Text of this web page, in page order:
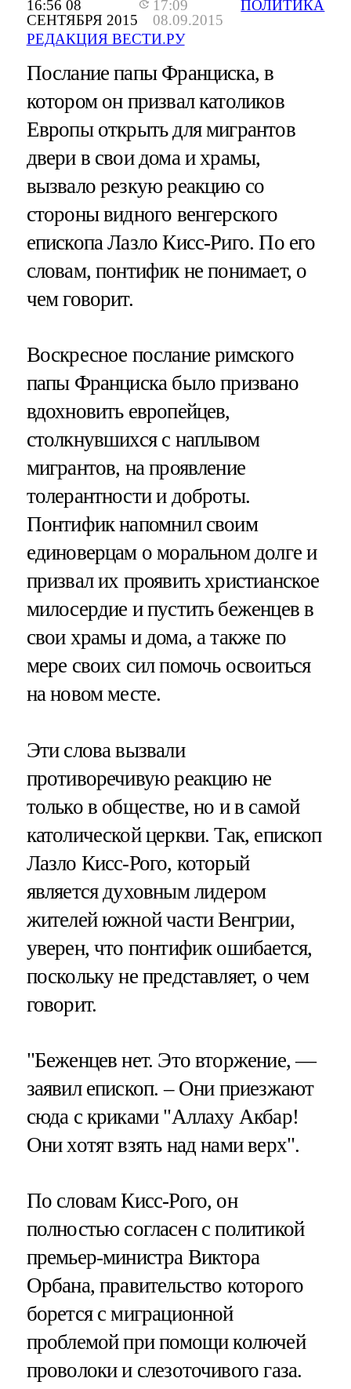
16:56 08
СЕНТЯБРЯ 2015
17:09
08.09.2015
РЕДАКЦИЯ ВЕСТИ.РУ
ПОЛИТИКА
Послание папы Франциска, в
котором он призвал католиков
Европы открыть для мигрантов
двери в свои дома и храмы,
вызвало резкую реакцию со
стороны видного венгерского
епископа Лазло Кисс-Риго. По его
словам, понтифик не понимает, о
чем говорит.
Воскресное послание римского
папы Франциска было призвано
вдохновить европейцев,
столкнувшихся с наплывом
мигрантов, на проявление
толерантности и доброты.
Понтифик напомнил своим
единоверцам о моральном долге и
призвал их проявить христианское
милосердие и пустить беженцев в
свои храмы и дома, а также по
мере своих сил помочь освоиться
на новом месте.
Эти слова вызвали
противоречивую реакцию не
только в обществе, но и в самой
католической церкви. Так, епископ
Лазло Кисс-Рого, который
является духовным лидером
жителей южной части Венгрии,
уверен, что понтифик ошибается,
поскольку не представляет, о чем
говорит.
"Беженцев нет. Это вторжение, —
заявил епископ. – Они приезжают
сюда с криками "Аллаху Акбар!
Они хотят взять над нами верх".
По словам Кисс-Рого, он
полностью согласен с политикой
премьер-министра Виктора
Орбана, правительство которого
борется с миграционной
проблемой при помощи колючей
проволоки и слезоточивого газа.